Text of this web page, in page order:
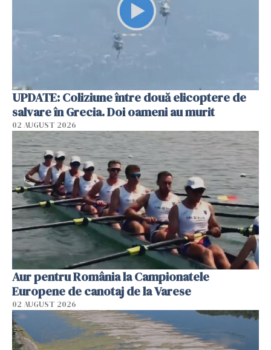
UPDATE: Coliziune între două elicoptere de
salvare în Grecia. Doi oameni au murit
02 AUGUST 2026
Aur pentru România la Campionatele
Europene de canotaj de la Varese
02 AUGUST 2026